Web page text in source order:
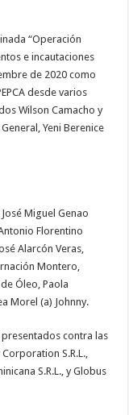
“Operación
e incautaciones
de 2020 como
desde varios
Wilson Camacho y
Yeni Berenice
Miguel Genao
Florentino
Alarcón Veras,
Montero,
Óleo, Paola
Morel (a) Johnny.
contra las
S.R.L.,
S.R.L., y Globus